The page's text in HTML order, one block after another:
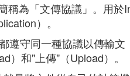
稱為「文傳協議」。用於
）。
遵守同一種協議以傳輸文
和"上傳"（Upload）。